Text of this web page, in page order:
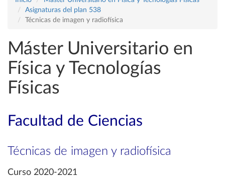
Asignaturas del plan 538
Técnicas de imagen y radiofísica
Máster Universitario en
Física y Tecnologías
Físicas
Facultad de Ciencias
Técnicas de imagen y radiofísica
Curso 2020-2021